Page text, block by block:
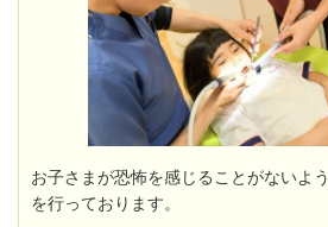
お子さまが恐怖を感じることがないよう
を行っております。